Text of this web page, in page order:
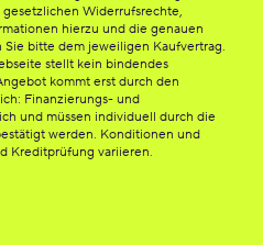
Widerrufsrechte,
hierzu und die genauen
bitte dem jeweiligen Kaufvertrag.
stellt kein bindendes
kommt erst durch den
Finanzierungs- und
und müssen individuell durch die
werden. Konditionen und
Kreditprüfung variieren.